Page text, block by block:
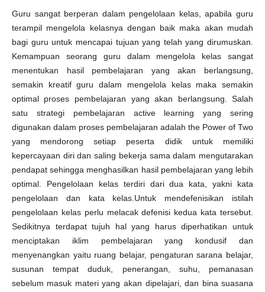
Guru sangat berperan dalam pengelolaan kelas, apabila guru
terampil mengelola kelasnya dengan baik maka akan mudah
bagi guru untuk mencapai tujuan yang telah yang dirumuskan.
Kemampuan seorang guru dalam mengelola kelas sangat
menentukan hasil pembelajaran yang akan berlangsung,
semakin kreatif guru dalam mengelola kelas maka semakin
optimal proses pembelajaran yang akan berlangsung. Salah
satu strategi pembelajaran active learning yang sering
digunakan dalam proses pembelajaran adalah the Power of Two
yang mendorong setiap peserta didik untuk memiliki
kepercayaan diri dan saling bekerja sama dalam mengutarakan
pendapat sehingga menghasilkan hasil pembelajaran yang lebih
optimal. Pengelolaan kelas terdiri dari dua kata, yakni kata
pengelolaan dan kata kelas.Untuk mendefenisikan istilah
pengelolaan kelas perlu melacak defenisi kedua kata tersebut.
Sedikitnya terdapat tujuh hal yang harus diperhatikan untuk
menciptakan iklim pembelajaran yang kondusif dan
menyenangkan yaitu ruang belajar, pengaturan sarana belajar,
susunan tempat duduk, penerangan, suhu, pemanasan
sebelum masuk materi yang akan dipelajari, dan bina suasana